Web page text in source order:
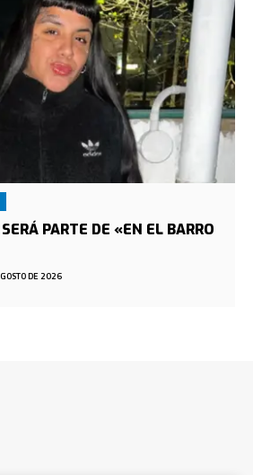
PARTE DE «EN EL BARRO
DE 2026